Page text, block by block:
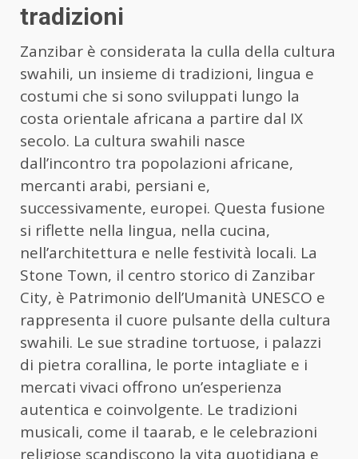
tradizioni
Zanzibar è considerata la culla della cultura
swahili, un insieme di tradizioni, lingua e
costumi che si sono sviluppati lungo la
costa orientale africana a partire dal IX
secolo. La cultura swahili nasce
dall’incontro tra popolazioni africane,
mercanti arabi, persiani e,
successivamente, europei. Questa fusione
si riflette nella lingua, nella cucina,
nell’architettura e nelle festività locali. La
Stone Town, il centro storico di Zanzibar
City, è Patrimonio dell’Umanità UNESCO e
rappresenta il cuore pulsante della cultura
swahili. Le sue stradine tortuose, i palazzi
di pietra corallina, le porte intagliate e i
mercati vivaci offrono un’esperienza
autentica e coinvolgente. Le tradizioni
musicali, come il taarab, e le celebrazioni
religiose scandiscono la vita quotidiana e